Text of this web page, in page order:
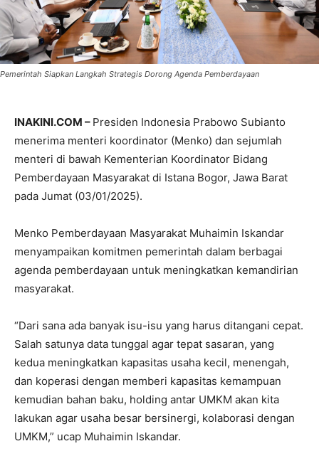
Pemerintah Siapkan Langkah Strategis Dorong Agenda Pemberdayaan
INAKINI.COM – Presiden Indonesia Prabowo Subianto
menerima menteri koordinator (Menko) dan sejumlah
menteri di bawah Kementerian Koordinator Bidang
Pemberdayaan Masyarakat di Istana Bogor, Jawa Barat
pada Jumat (03/01/2025).
Menko Pemberdayaan Masyarakat Muhaimin Iskandar
menyampaikan komitmen pemerintah dalam berbagai
agenda pemberdayaan untuk meningkatkan kemandirian
masyarakat.
“Dari sana ada banyak isu-isu yang harus ditangani cepat.
Salah satunya data tunggal agar tepat sasaran, yang
kedua meningkatkan kapasitas usaha kecil, menengah,
dan koperasi dengan memberi kapasitas kemampuan
kemudian bahan baku, holding antar UMKM akan kita
lakukan agar usaha besar bersinergi, kolaborasi dengan
UMKM,” ucap Muhaimin Iskandar.